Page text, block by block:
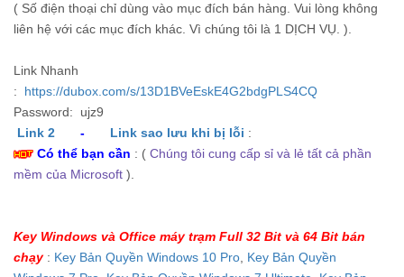
( Số điện thoại chỉ dùng vào mục đích bán hàng. Vui lòng không
liên hệ với các mục đích khác. Vì chúng tôi là 1 DỊCH VỤ. ).
Link Nhanh
: https://dubox.com/s/13D1BVeEskE4G2bdgPLS4CQ
Password: ujz9
Link 2 - Link sao lưu khi bị lỗi :
Có thể bạn cần : ( Chúng tôi cung cấp sỉ và lẻ tất cả phần
mềm của Microsoft ).
Key Windows và Office máy trạm Full 32 Bit và 64 Bit bán
chạy: Key Bản Quyền Windows 10 Pro Key Bản Quyền